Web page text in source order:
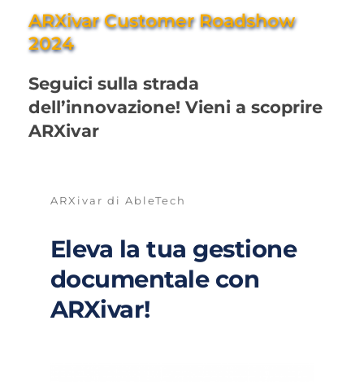
ARXivar Customer Roadshow
2024
Seguici sulla strada
dell’innovazione! Vieni a scoprire
ARXivar
ARXivar di AbleTech
Eleva la tua gestione
documentale con
ARXivar!